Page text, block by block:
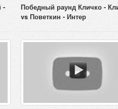
-
Победный раунд Кличко -
vs Поветкин - Интер